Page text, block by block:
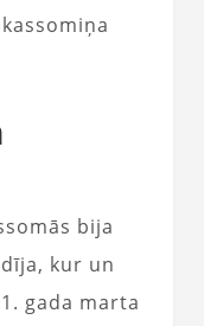
bija
kur un
gada marta